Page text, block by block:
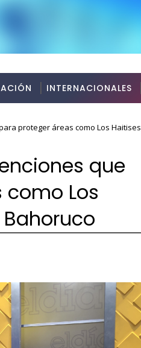
INTERNACIONALES
proteger áreas como Los
que
Los
Bahoruco